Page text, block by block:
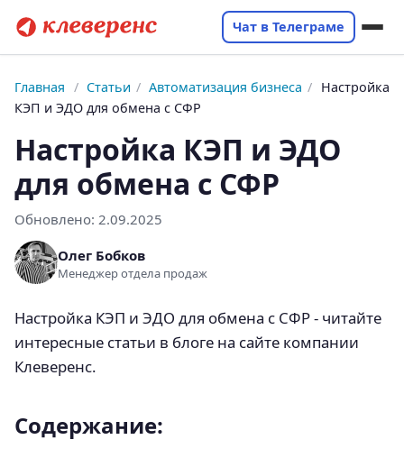
Чат в Телеграме
Главная / Статьи / Автоматизация бизнеса / Настройка
КЭП и ЭДО для обмена с СФР
Настройка КЭП и ЭДО
для обмена с СФР
Обновлено: 2.09.2025
Олег Бобков
Менеджер отдела продаж
Настройка КЭП и ЭДО для обмена с СФР - читайте
интересные статьи в блоге на сайте компании
Клеверенс.
Содержание: